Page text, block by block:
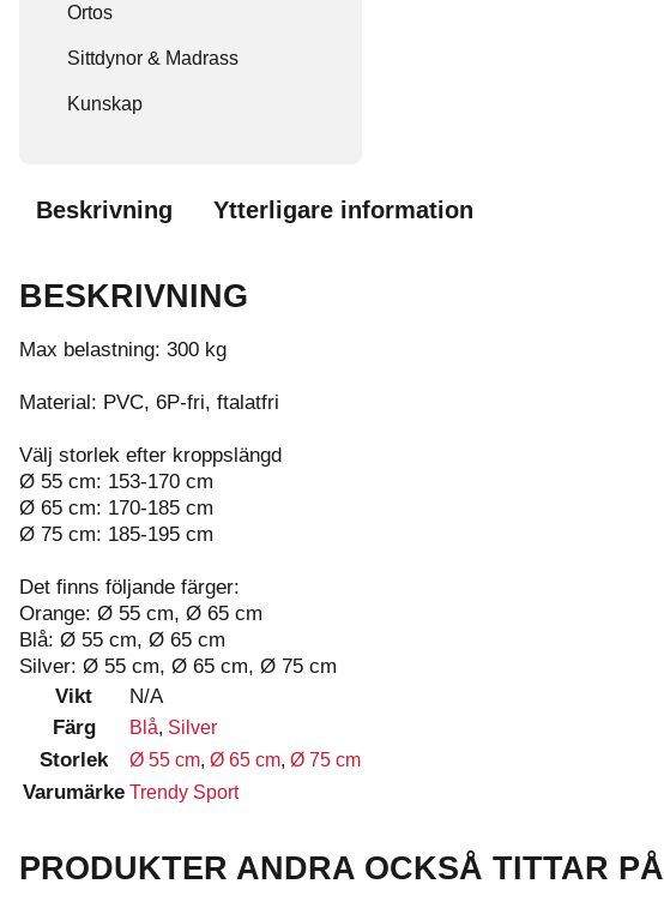
Ortos
Sittdynor & Madrass
Kunskap
Beskrivning Ytterligare information
BESKRIVNING
Max belastning: 300 kg
Material: PVC, 6P-fri, ftalatfri
Välj storlek efter kroppslängd
Ø 55 cm: 153-170 cm
Ø 65 cm: 170-185 cm
Ø 75 cm: 185-195 cm
Det finns följande färger:
Orange: Ø 55 cm, Ø 65 cm
Blå: Ø 55 cm, Ø 65 cm
Silver: Ø 55 cm, Ø 65 cm, Ø 75 cm
Vikt
N/A
Färg
Blå, Silver
Storlek Ø 55 cm, Ø 65 cm, Ø 75 cm
Varumärke Trendy Sport
PRODUKTER ANDRA OCKSÅ TITTAR PÅ